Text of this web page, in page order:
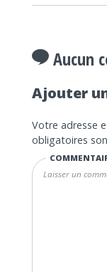
Aucun
Ajouter
Votre adresse
obligatoires